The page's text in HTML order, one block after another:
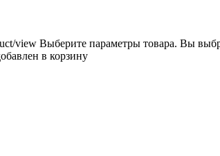
view Выберите параметры товара. Вы
в корзину